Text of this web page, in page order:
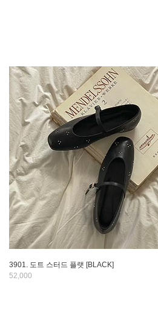
3901. 도트 스터드 플랫 [BLACK]
52,000